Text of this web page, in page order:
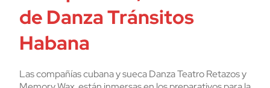
de Danza Tránsitos
Habana
Las compañías cubana y sueca Danza Teatro Retazos y